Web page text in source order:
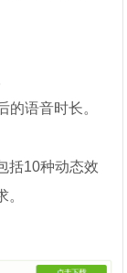
的语音时长。
括10种动态效